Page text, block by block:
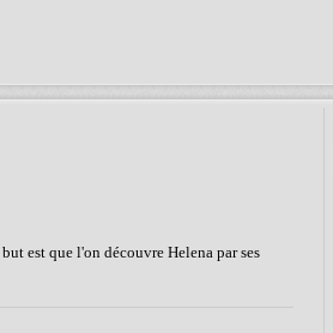
est que l'on découvre Helena par ses